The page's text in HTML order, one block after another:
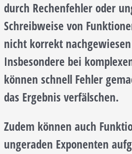
durch Rechenfehler oder
Schreibweise von
nicht korrekt
Insbesondere bei
können schnell Fehler
das Ergebnis verfälschen.
Zudem können auch
ungeraden Exponenten